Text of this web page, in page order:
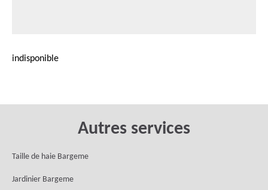
indisponible
Autres services
Taille de haie Bargeme
Jardinier Bargeme